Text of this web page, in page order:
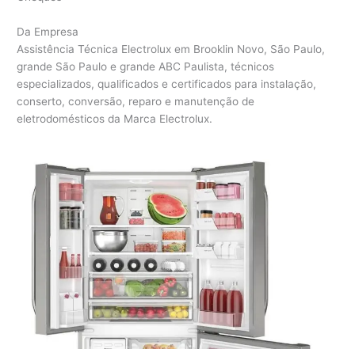
Da Empresa
Assistência Técnica Electrolux em Brooklin Novo, São Paulo,
grande São Paulo e grande ABC Paulista, técnicos
especializados, qualificados e certificados para instalação,
conserto, conversão, reparo e manutenção de
eletrodomésticos da Marca Electrolux.